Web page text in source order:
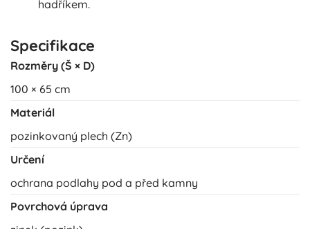
hadříkem.
Specifikace
Rozměry (Š × D)
100 × 65 cm
Materiál
pozinkovaný plech (Zn)
Určení
ochrana podlahy pod a před kamny
Povrchová úprava